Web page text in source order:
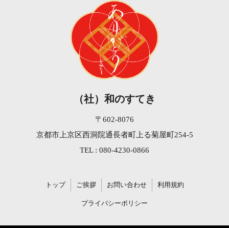
（社）和のすてき
〒602-8076
京都市上京区西洞院通長者町上る菊屋町254-5
TEL : 080-4230-0866
トップ ご挨拶 お問い合わせ 利用規約
プライバシーポリシー